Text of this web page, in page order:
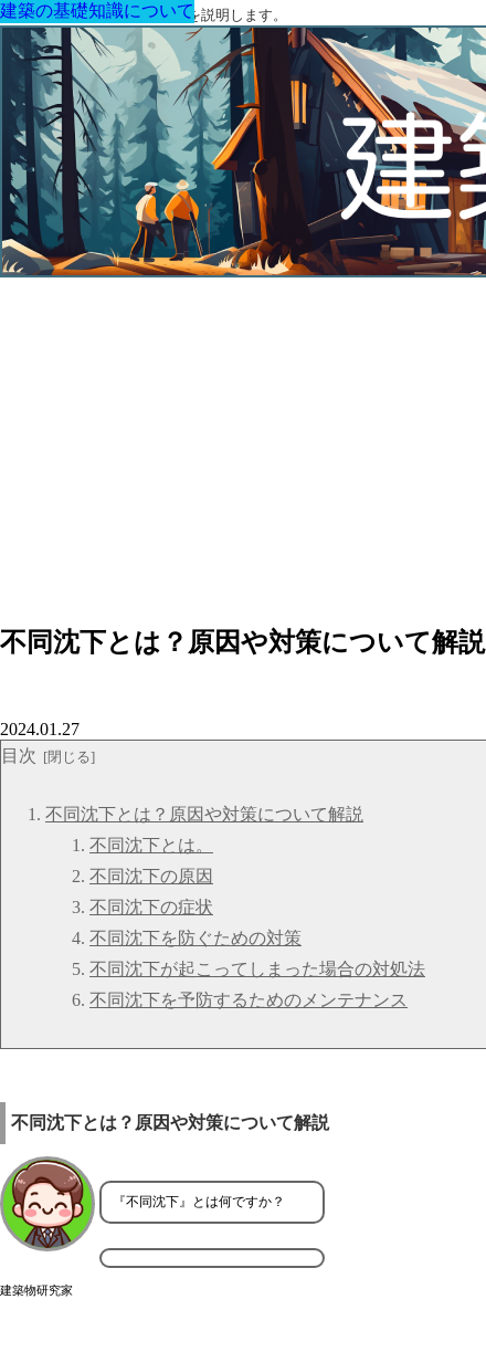
建築に関する用語と関連法令を説明します。
不同沈下とは？原因や対策について解説
建築の基礎知識について
2024.01.27
目次
不同沈下とは？原因や対策について解説
不同沈下とは。
不同沈下の原因
不同沈下の症状
不同沈下を防ぐための対策
不同沈下が起こってしまった場合の対処法
不同沈下を予防するためのメンテナンス
不同沈下とは？原因や対策について解説
建築物研究家
『不同沈下』とは何ですか？
建築の基礎知識について
建築の基礎知識について
建築の基礎知識について
建築の基礎知識について
建築の基礎知識について
建築の基礎知識について